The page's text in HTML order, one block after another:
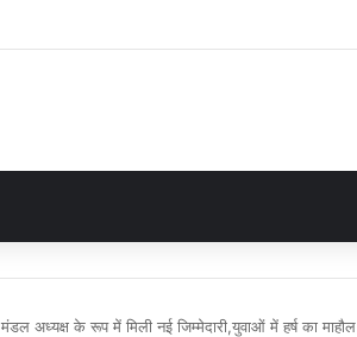
आईएएस क्षितिज गुरभेले संभालेंगे राजस्व प्रशासन की कमान
अध्यक्ष के रूप में मिली नई जिम्मेदारी,युवाओं में हर्ष का माहौल